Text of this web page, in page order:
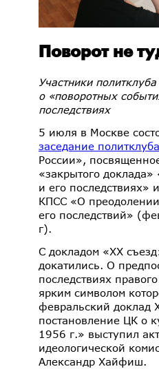
Поворот не
Участники
о «поворотных
последствиях
5 июля в Москве
заседание политклуба
России»,
«закрытого
и его последствиях»
КПСС «О
его последствий»
г).
С докладом «XX
докатились. О
последствиях
ярким символом
февральский доклад
постановление ЦК о
1956 г.» выступил
идеологической
Александр Хайфиш.